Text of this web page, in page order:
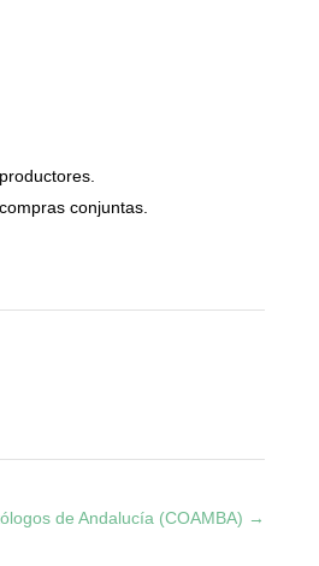
conjuntas.
de Andalucía (COAMBA) →